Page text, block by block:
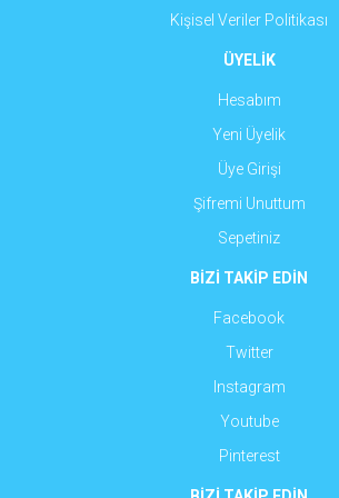
Kişisel Veriler Politikası
ÜYELİK
Hesabım
Yeni Üyelik
Üye Girişi
Şifremi Unuttum
Sepetiniz
BİZİ TAKİP EDİN
Facebook
Twitter
Instagram
Youtube
Pinterest